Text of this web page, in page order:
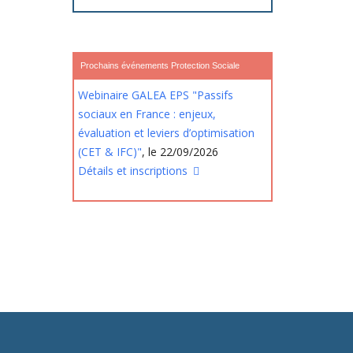
Prochains événements Protection Sociale
Webinaire GALEA EPS "Passifs
sociaux en France : enjeux,
évaluation et leviers d’optimisation
(CET & IFC)", le 22/09/2026
Détails et inscriptions